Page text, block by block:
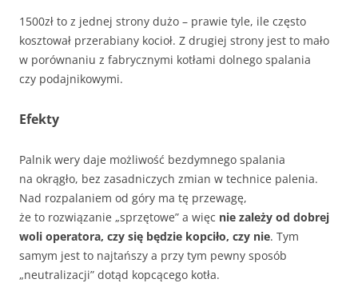
1500zł to z jednej strony dużo – prawie tyle, ile często
kosztował przerabiany kocioł. Z drugiej strony jest to mało
w porównaniu z fabrycznymi kotłami dolnego spalania
czy podajnikowymi.
Efekty
Palnik wery daje możliwość bezdymnego spalania
na okrągło, bez zasadniczych zmian w technice palenia.
Nad rozpalaniem od góry ma tę przewagę,
że to rozwiązanie „sprzętowe” a więc nie zależy od dobrej
woli operatora, czy się będzie kopciło, czy nie. Tym
samym jest to najtańszy a przy tym pewny sposób
„neutralizacji” dotąd kopcącego kotła.